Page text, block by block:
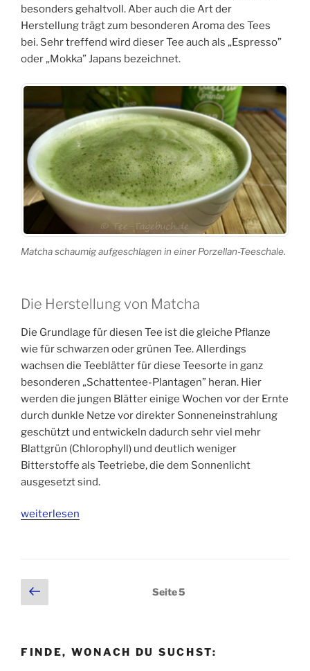
besonders gehaltvoll. Aber auch die Art der
Herstellung trägt zum besonderen Aroma des Tees
bei. Sehr treffend wird dieser Tee auch als „Espresso”
oder „Mokka” Japans bezeichnet.
Matcha schaumig aufgeschlagen in einer Porzellan-Teeschale.
Die Herstellung von Matcha
Die Grundlage für diesen Tee ist die gleiche Pflanze
wie für schwarzen oder grünen Tee. Allerdings
wachsen die Teeblätter für diese Teesorte in ganz
besonderen „Schattentee-Plantagen” heran. Hier
werden die jungen Blätter einige Wochen vor der Ernte
durch dunkle Netze vor direkter Sonneneinstrahlung
geschützt und entwickeln dadurch sehr viel mehr
Blattgrün (Chlorophyll) und deutlich weniger
Bitterstoffe als Teetriebe, die dem Sonnenlicht
ausgesetzt sind.
„Matcha
Tee-
Zeremonie“
weiterlesen
Seitennummerierung
der
Vorherige
Seite
Seite5
FINDE, WONACH DU SUCHST: